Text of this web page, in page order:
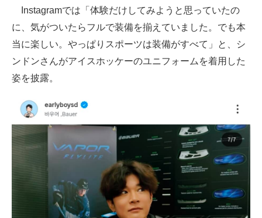
Instagramでは「体験だけしてみようと思っていたの
に、気がついたらフルで装備を揃えていました。でも本
当に楽しい。やっぱりスポーツは装備がすべて」と、シ
ンドンさんがアイスホッケーのユニフォームを着用した
姿を披露。